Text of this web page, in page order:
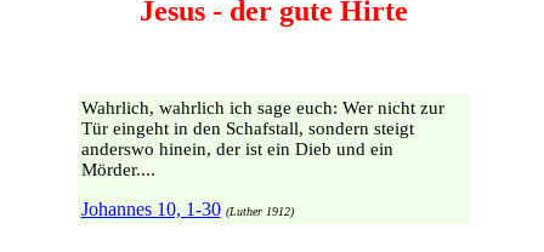
Jesus - der gute Hirte
Wahrlich, wahrlich ich sage euch: Wer nicht zur
Tür eingeht in den Schafstall, sondern steigt
anderswo hinein, der ist ein Dieb und ein
Mörder....
Johannes 10, 1-30 (Luther 1912)